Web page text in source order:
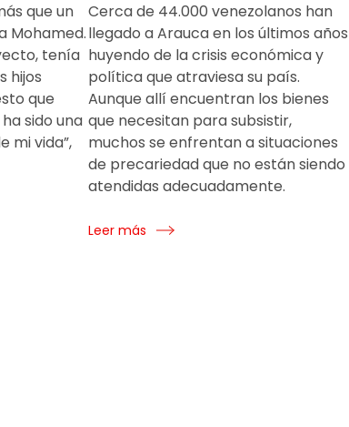
que un
Mohamed.
tenía
hijos
que
sido una
mi vida”,
Cerca de 44.000 venezolanos han
llegado a Arauca en los últimos años
huyendo de la crisis económica y
política que atraviesa su país.
Aunque allí encuentran los bienes
que necesitan para subsistir,
muchos se enfrentan a situaciones
de precariedad que no están siendo
atendidas adecuadamente.
Leer más